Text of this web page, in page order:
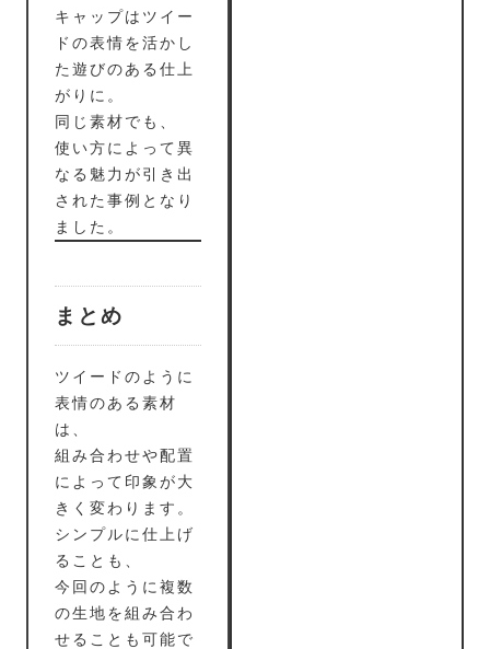
キャップはツイー
ドの表情を活かし
た遊びのある仕上
がりに。
同じ素材でも、
使い方によって異
なる魅力が引き出
された事例となり
ました。
まとめ
ツイードのように
表情のある素材
は、
組み合わせや配置
によって印象が大
きく変わります。
シンプルに仕上げ
ることも、
今回のように複数
の生地を組み合わ
せることも可能で